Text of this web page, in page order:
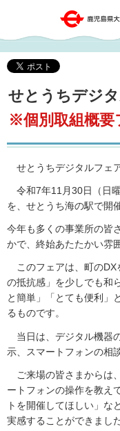
鹿児島県
せとうちデジ
※個別取組概要
せとうちデジタルフェ
令和7年11月30日（日
を、せとうち海の駅で開
今年も多くの事業所の皆
かで、終始あたたかい雰
このフェアは、町のDX
の抵抗感」を少しでも和
と簡単」「とても便利」
るものです。
当日は、デジタル機器
示、スマートフォンの相
ご来場の皆さまからは
ートフォンの操作を教え
トを開催してほしい」な
実感することができました